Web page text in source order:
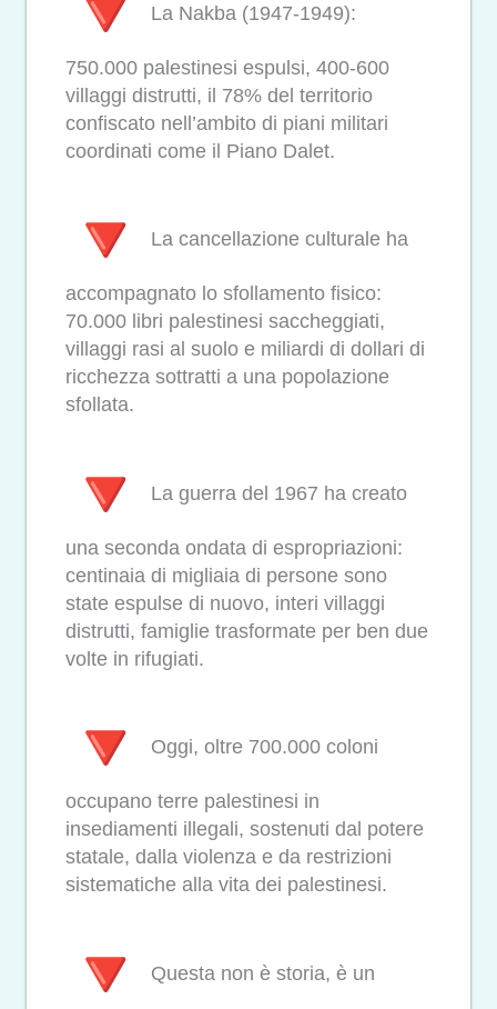
La Nakba (1947-1949):
750.000 palestinesi espulsi, 400-600
villaggi distrutti, il 78% del territorio
confiscato nell’ambito di piani militari
coordinati come il Piano Dalet.
La cancellazione culturale ha
accompagnato lo sfollamento fisico:
70.000 libri palestinesi saccheggiati,
villaggi rasi al suolo e miliardi di dollari di
ricchezza sottratti a una popolazione
sfollata.
La guerra del 1967 ha creato
una seconda ondata di espropriazioni:
centinaia di migliaia di persone sono
state espulse di nuovo, interi villaggi
distrutti, famiglie trasformate per ben due
volte in rifugiati.
Oggi, oltre 700.000 coloni
occupano terre palestinesi in
insediamenti illegali, sostenuti dal potere
statale, dalla violenza e da restrizioni
sistematiche alla vita dei palestinesi.
Questa non è storia, è un